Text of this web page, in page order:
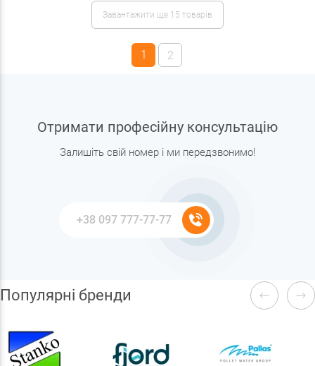
Завантажити ще 15 товарів
1 2
Отримати професійну консультацію
Залишіть свій номер і ми передзвонимо!
Популярні бренди